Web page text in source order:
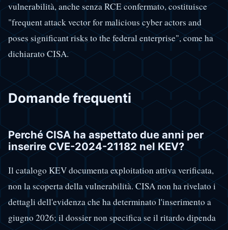
vulnerabilità, anche senza RCE confermato, costituisce
"frequent attack vector for malicious cyber actors and
poses significant risks to the federal enterprise", come ha
dichiarato CISA.
Domande frequenti
Perché CISA ha aspettato due anni per
inserire CVE-2024-21182 nel KEV?
Il catalogo KEV documenta exploitation attiva verificata,
non la scoperta della vulnerabilità. CISA non ha rivelato i
dettagli dell'evidenza che ha determinato l'inserimento a
giugno 2026; il dossier non specifica se il ritardo dipenda